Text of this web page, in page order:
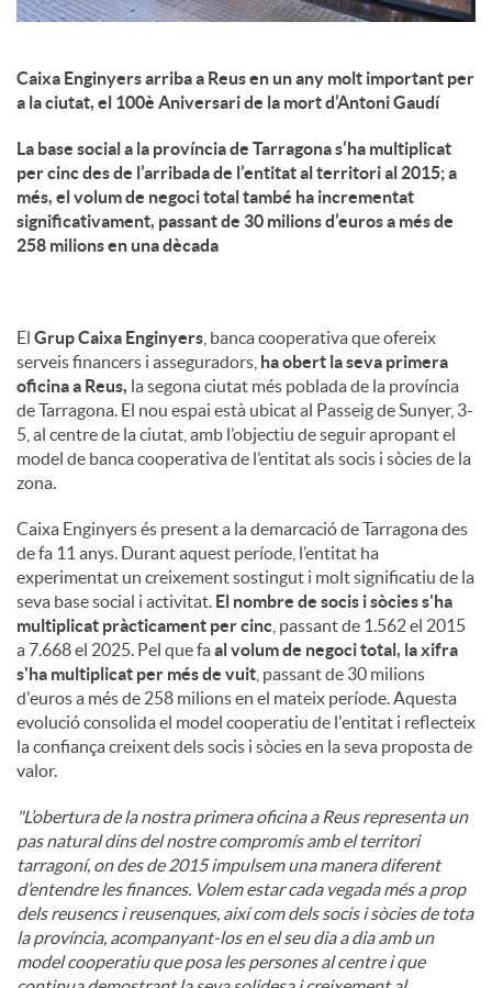
Caixa Enginyers arriba a Reus en un any molt important per
a la ciutat, el 100è Aniversari de la mort d’Antoni Gaudí
La base social a la província de Tarragona s’ha multiplicat
per cinc des de l’arribada de l’entitat al territori al 2015; a
més, el volum de negoci total també ha incrementat
significativament, passant de 30 milions d’euros a més de
258 milions en una dècada
El Grup Caixa Enginyers , banca cooperativa que ofereix
serveis financers i asseguradors, ha obert la seva primera
oficina a Reus, la segona ciutat més poblada de la província
de Tarragona. El nou espai està ubicat al Passeig de Sunyer, 3-
5, al centre de la ciutat, amb l’objectiu de seguir apropant el
model de banca cooperativa de l’entitat als socis i sòcies de la
zona.
Caixa Enginyers és present a la demarcació de Tarragona des
de fa 11 anys. Durant aquest període, l’entitat ha
experimentat un creixement sostingut i molt significatiu de la
seva base social i activitat. El nombre de socis i sòcies s'ha
multiplicat pràcticament per cinc , passant de 1.562 el 2015
a 7.668 el 2025. Pel que faal volum de negoci total, la xifra
s'ha multiplicat per més de vuit , passant de 30 milions
d'euros a més de 258 milions en el mateix període. Aquesta
evolució consolida el model cooperatiu de l'entitat i reflecteix
la confiança creixent dels socis i sòcies en la seva proposta de
valor.
"L’obertura de la nostra primera oficina a Reus representa un
pas natural dins del nostre compromís amb el territori
tarragoní, on des de 2015 impulsem una manera diferent
d’entendre les finances. Volem estar cada vegada més a prop
dels reusencs i reusenques, així com dels socis i sòcies de tota
la província, acompanyant-los en el seu dia a dia amb un
model cooperatiu que posa les persones al centre i que